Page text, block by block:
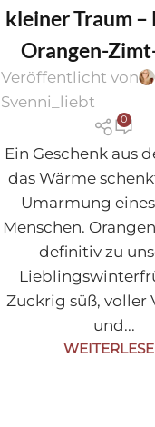
kleiner Traum –
Orangen-
Veröffentlicht von
Svenni_liebt
0
Ein Geschenk aus
das Wärme
Umarmung
Menschen.
definitiv zu
Zuckrig süß, voller
und...